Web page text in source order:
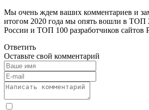
Мы очень ждем ваших комментариев и
итогом 2020 года мы опять вошли в ТОП
России и ТОП 100 разработчиков сайтов
Ответить
Оставьте свой комментарий